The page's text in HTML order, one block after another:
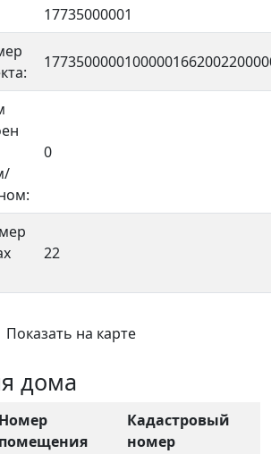
17735000001
0
22
Показать на карте
дома
Номер
помещения
Кадастровый
номер